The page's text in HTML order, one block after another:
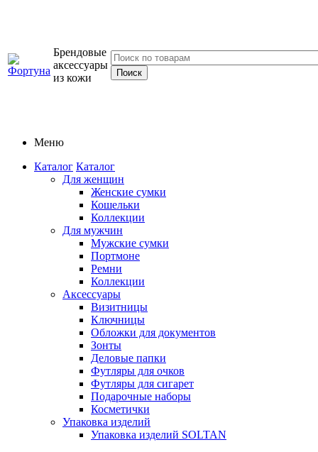
Брендовые
аксессуары
из кожи
Меню
Каталог Каталог
Для женщин
Женские сумки
Кошельки
Коллекции
Для мужчин
Мужские сумки
Портмоне
Ремни
Коллекции
Аксессуары
Визитницы
Ключницы
Обложки для документов
Зонты
Деловые папки
Футляры для очков
Футляры для сигарет
Подарочные наборы
Косметички
Упаковка изделий
Упаковка изделий SOLTAN